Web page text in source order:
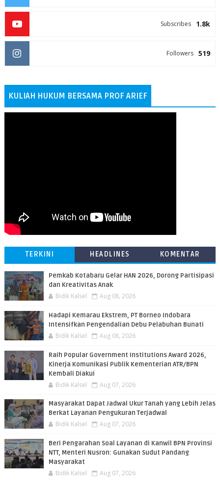
1.8k
Subscribes
519
Followers
KULIAH HUKUM BERSAMA PROF ARIEF
TERKINI HEADLINES KOMENTAR
Pemkab Kotabaru Gelar HAN 2026, Dorong Partisipasi
dan Kreativitas Anak
Bidik Kalsel Aug 08, 2026
​Hadapi Kemarau Ekstrem, PT Borneo Indobara
Intensifkan Pengendalian Debu Pelabuhan Bunati
Bidik Kalsel Aug 08, 2026
Raih Popular Government Institutions Award 2026,
Kinerja Komunikasi Publik Kementerian ATR/BPN
Kembali Diakui
Bidik Kalsel Aug 07, 2026
Masyarakat Dapat Jadwal Ukur Tanah yang Lebih Jelas
Berkat Layanan Pengukuran Terjadwal
Bidik Kalsel Aug 07, 2026
Beri Pengarahan Soal Layanan di Kanwil BPN Provinsi
NTT, Menteri Nusron: Gunakan Sudut Pandang
Masyarakat
Bidik Kalsel Aug 07, 2026